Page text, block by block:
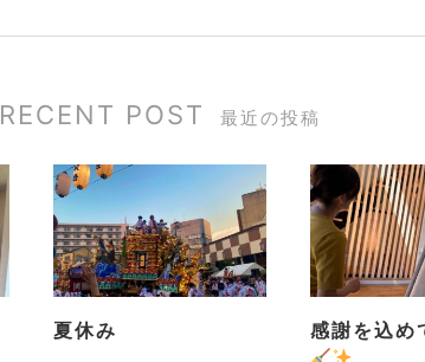
RECENT POST 最近の投稿
夏休み 感謝を込め